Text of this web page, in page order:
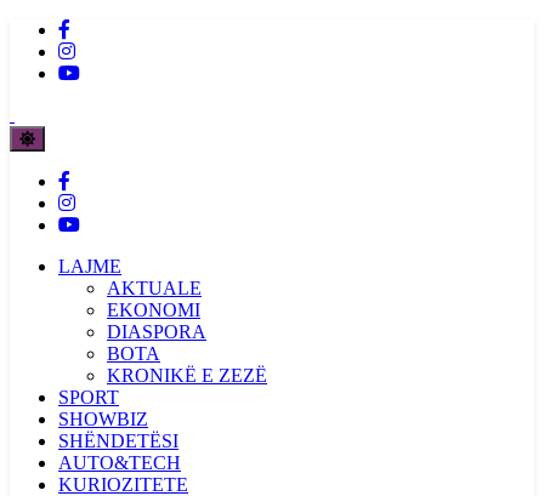
LAJME
AKTUALE
EKONOMI
DIASPORA
BOTA
KRONIKË E ZEZË
SPORT
SHOWBIZ
SHËNDETËSI
AUTO&TECH
KURIOZITETE